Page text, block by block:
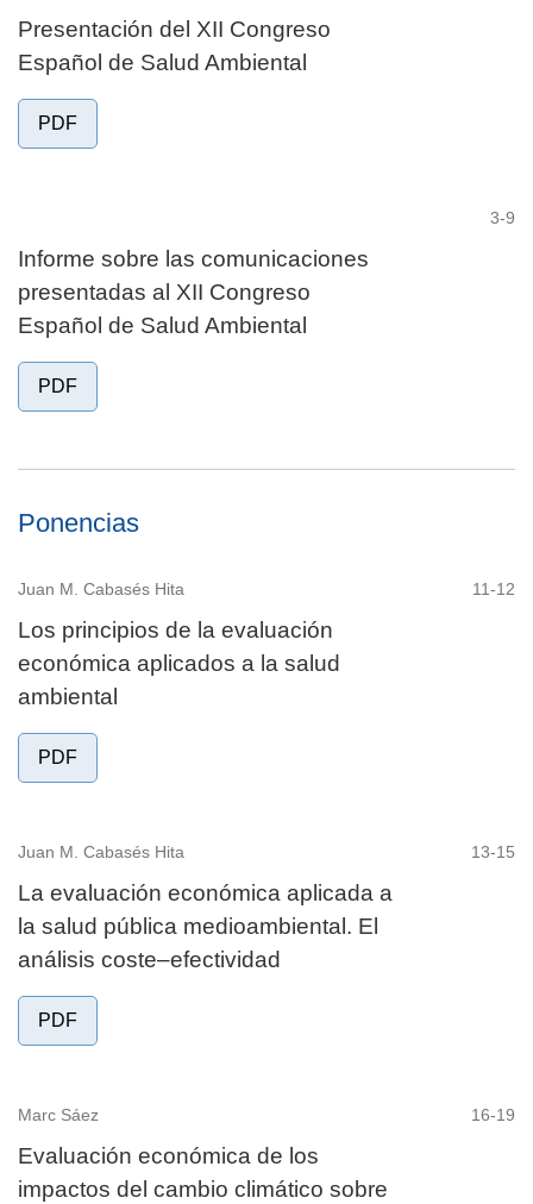
Presentación del XII Congreso
Español de Salud Ambiental
PDF
3-9
Informe sobre las comunicaciones
presentadas al XII Congreso
Español de Salud Ambiental
PDF
Ponencias
Juan M. Cabasés Hita 11-12
Los principios de la evaluación
económica aplicados a la salud
ambiental
PDF
Juan M. Cabasés Hita 13-15
La evaluación económica aplicada a
la salud pública medioambiental. El
análisis coste–efectividad
PDF
Marc Sáez 16-19
Evaluación económica de los
impactos del cambio climático sobre